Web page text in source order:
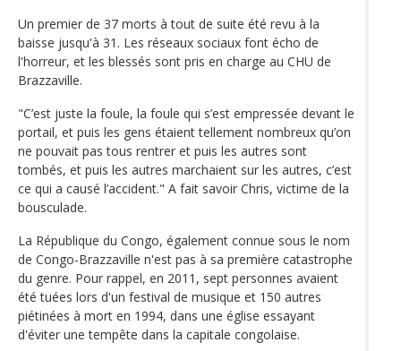
Un premier de 37 morts à tout de suite été revu à la
baisse jusqu'à 31. Les réseaux sociaux font écho de
l'horreur, et les blessés sont pris en charge au CHU de
Brazzaville.
"C’est juste la foule, la foule qui s’est empressée devant le
portail, et puis les gens étaient tellement nombreux qu’on
ne pouvait pas tous rentrer et puis les autres sont
tombés, et puis les autres marchaient sur les autres, c’est
ce qui a causé l’accident." A fait savoir Chris, victime de la
bousculade.
La République du Congo, également connue sous le nom
de Congo-Brazzaville n'est pas à sa première catastrophe
du genre. Pour rappel, en 2011, sept personnes avaient
été tuées lors d'un festival de musique et 150 autres
piétinées à mort en 1994, dans une église essayant
d'éviter une tempête dans la capitale congolaise.